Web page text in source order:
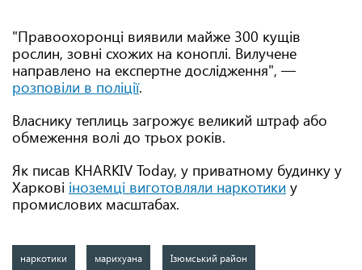
"Правоохоронці виявили майже 300 кущів
рослин, зовні схожих на коноплі. Вилучене
направлено на експертне дослідження", —
розповіли в поліції.
Власнику теплиць загрожує великий штраф або
обмеження волі до трьох років.
Як писав KHARKIV Today, у приватному будинку у
Харкові іноземці виготовляли наркотики у
промислових масштабах.
наркотики марихуана Ізюмський район